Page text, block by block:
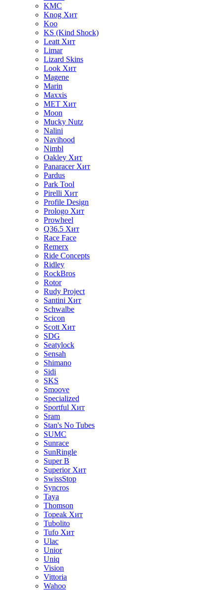
KMC
Knog Хит
Koo
KS (Kind Shock)
Leatt Хит
Limar
Lizard Skins
Look Хит
Magene
Marin
Maxxis
MET Хит
Moon
Mucky Nutz
Nalini
Navihood
Nimbl
Oakley Хит
Panaracer Хит
Pardus
Park Tool
Pirelli Хит
Profile Design
Prologo Хит
Prowheel
Q36.5 Хит
Race Face
Remerx
Ride Concepts
Ridley
RockBros
Rotor
Rudy Project
Santini Хит
Schwalbe
Scicon
Scott Хит
SDG
Seatylock
Sensah
Shimano
Sidi
SKS
Smoove
Specialized
Sportful Хит
Sram
Stan's No Tubes
SUMC
Sunrace
SunRingle
Super B
Superior Хит
SwissStop
Syncros
Taya
Thomson
Topeak Хит
Tubolito
Tufo Хит
Ulac
Unior
Uniq
Vision
Vittoria
Wahoo